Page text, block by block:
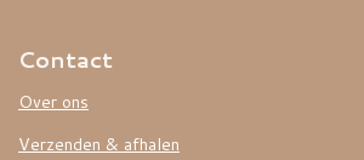
Contact
Over ons
Verzenden & afhalen